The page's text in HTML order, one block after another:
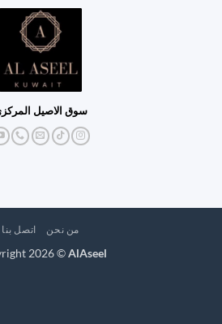
سوق الاصيل المركزي
من نحن اتصل بنا
Copyright 2026 ©AlAseel